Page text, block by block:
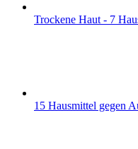
Trockene Haut - 7
15 Hausmittel gegen